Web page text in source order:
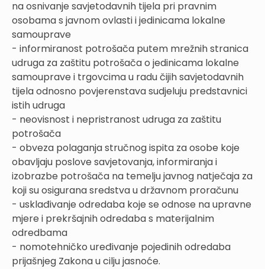
na osnivanje savjetodavnih tijela pri pravnim
osobama s javnom ovlasti i jedinicama lokalne
samouprave
- informiranost potrošača putem mrežnih stranica
udruga za zaštitu potrošača o jedinicama lokalne
samouprave i trgovcima u radu čijih savjetodavnih
tijela odnosno povjerenstava sudjeluju predstavnici
istih udruga
- neovisnost i nepristranost udruga za zaštitu
potrošača
- obveza polaganja stručnog ispita za osobe koje
obavljaju poslove savjetovanja, informiranja i
izobrazbe potrošača na temelju javnog natječaja za
koji su osigurana sredstva u državnom proračunu
- usklađivanje odredaba koje se odnose na upravne
mjere i prekršajnih odredaba s materijalnim
odredbama
- nomotehničko uređivanje pojedinih odredaba
prijašnjeg Zakona u cilju jasnoće.